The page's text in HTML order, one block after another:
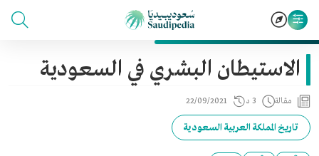
الاستيطان البشري في السعودية
مقالة 3 د 22/09/2021
تاريخ المملكة العربية السعودية